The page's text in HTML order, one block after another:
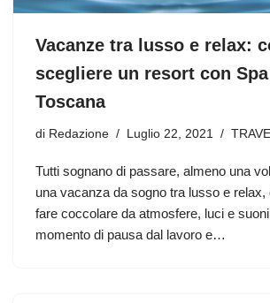
Vacanze tra lusso e relax:
scegliere un resort con
Toscana
di Redazione Luglio 22, 2021
Tutti sognano di passare, almeno una
una vacanza da sogno tra lusso e relax,
fare coccolare da atmosfere, luci e
momento di pausa dal lavoro e…